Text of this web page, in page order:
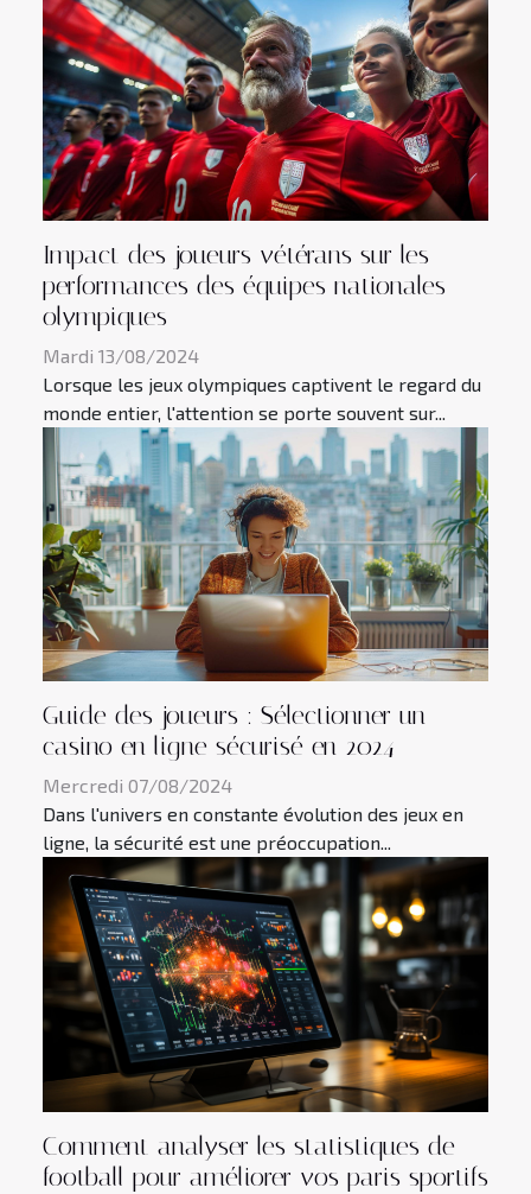
Impact des joueurs vétérans sur les
performances des équipes nationales
olympiques
Mardi 13/08/2024
Lorsque les jeux olympiques captivent le regard du
monde entier, l'attention se porte souvent sur...
Guide des joueurs : Sélectionner un
casino en ligne sécurisé en 2024
Mercredi 07/08/2024
Dans l'univers en constante évolution des jeux en
ligne, la sécurité est une préoccupation...
Comment analyser les statistiques de
football pour améliorer vos paris sportifs